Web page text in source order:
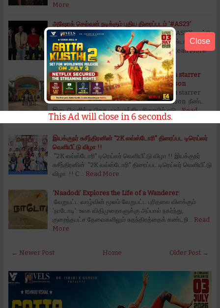
More
அஷோக் செல்வன் நடிக்கும் புதிய திரைப்படம் '#AS23'
அஷோக் செல்வன் நடிக்கும் புதிய திரைப்படம் '#AS23'ஹாப்பி
ஹை பிக்சர்ஸின் ( Happy High Pictures) இரண்டாவது
படமான '#AS23' - பூஜையுடன் தொடக்கம்த… Read More
After a long gap, Udhaya-Ajmal-Yogi Babu starrer
‘Accused’ was filmed in Puzhal Central Prison
After a long gap, Udhaya-Ajmal-Yogi Babu starrer
‘Accused’ was filmed in Puzhal Central Prison நீண்ட
இடைவெளிக்கு பிறகு புழல் மத்திய சிறையில் எடு… Read
இயக்குநர் சுசீந்திரனின் "2K லவ்ஸ்டோரி" திரைப்பட டிரெய்லர்
வெளியீட்டு விழா !!
"2K லவ்ஸ்டோரி" டிரெய்லர் வெளியீட்டு விழா !! இயக்குநர்
சுசீந்திரனின் "2K லவ்ஸ்டோரி" திரைப்பட டிரெய்லர் வெளியீட்டு
விழா !! C…
Read More
‘Naadodi’ Explores the Life of a Wanderer:
வேறுபட்ட வாழ்வின் மூலம் வேறுபட்ட புரிதலை விளக்கும்
'நாடோடி': உலக விதிமுறைகளுக்கு அப்பால் நகர்ந்து,
குறைந்தபட்ச தேவைகளிலும் சுதந்திரத்தைக் கண்டறி…
Read
More
← Newer Post Older Post →
Home
Close
This Ad will close in 5seconds.